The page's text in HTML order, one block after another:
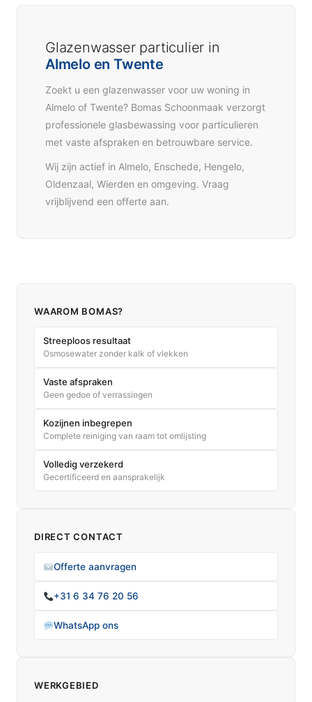
Glazenwasser particulier in
Almelo en Twente
Zoekt u een glazenwasser voor uw woning in
Almelo of Twente? Bomas Schoonmaak verzorgt
professionele glasbewassing voor particulieren
met vaste afspraken en betrouwbare service.
Wij zijn actief in Almelo, Enschede, Hengelo,
Oldenzaal, Wierden en omgeving. Vraag
vrijblijvend een offerte aan.
WAAROM BOMAS?
Streeploos resultaat
Osmosewater zonder kalk of vlekken
Vaste afspraken
Geen gedoe of verrassingen
Kozijnen inbegrepen
Complete reiniging van raam tot omlijsting
Volledig verzekerd
Gecertificeerd en aansprakelijk
DIRECT CONTACT
Offerte aanvragen
+31 6 34 76 20 56
WhatsApp ons
WERKGEBIED